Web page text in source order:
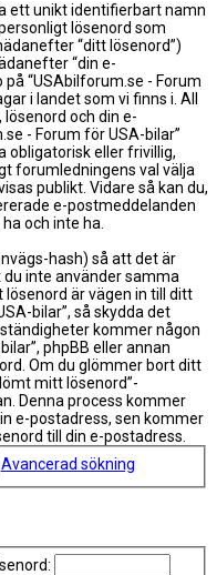
ett unikt identifierbart namn
lösenord som
“ditt lösenord”)
“din e-
“USAbilforum.se - Forum
i landet som vi finns i. All
och din e-
- Forum för USA-bilar”
obligatorisk eller frivillig,
forumledningens val välja
publikt. Vidare så kan du,
e-postmeddelanden
och inte ha.
hash) så att det är
inte använder samma
lösenord är vägen in till ditt
bilar”, så skydda det
kommer någon
phpBB eller annan
Om du glömmer bort ditt
mitt lösenord”-
Denna process kommer
e-postadress, sen kommer
till din e-postadress.
Avancerad sökning